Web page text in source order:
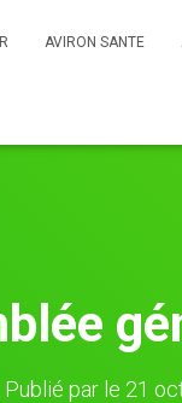
AVIRON SANTE
Publié par le 21